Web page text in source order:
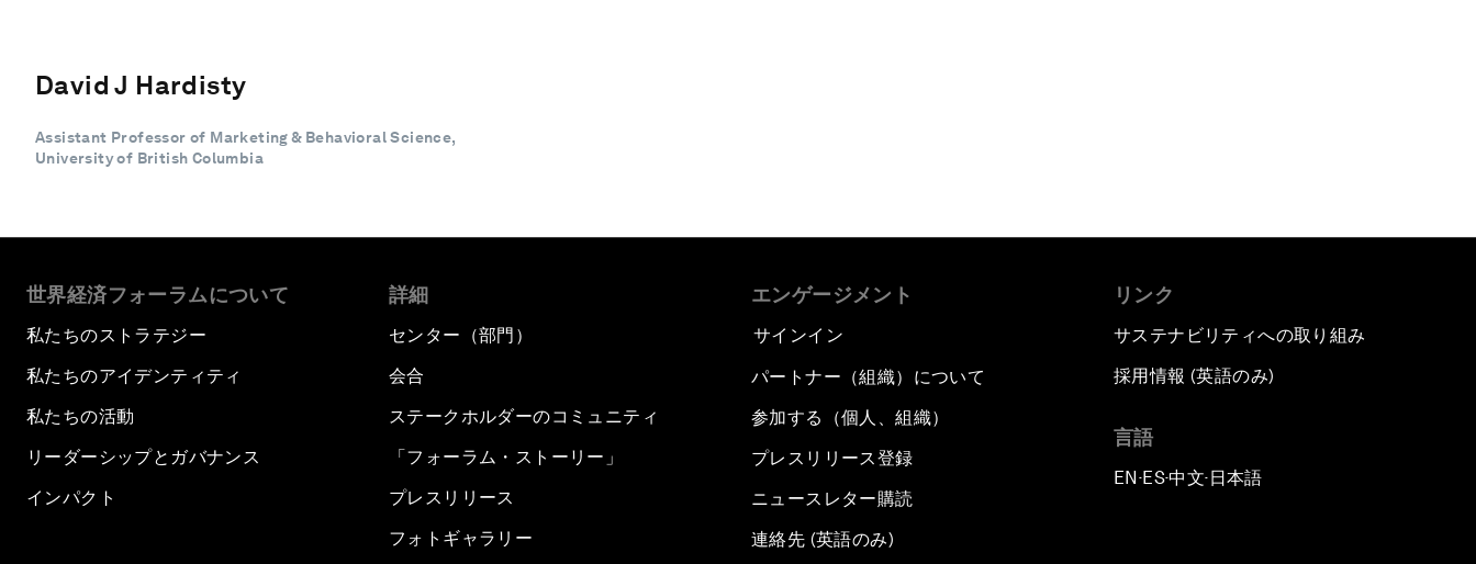
David J Hardisty
Assistant Professor of Marketing & Behavioral Science,
University of British Columbia
世界経済フォーラムについて
私たちのストラテジー
私たちのアイデンティティ
私たちの活動
リーダーシップとガバナンス
インパクト
詳細
センター（部門）
会合
ステークホルダーのコミュニティ
「フォーラム・ストーリー」
プレスリリース
フォトギャラリー
エンゲージメント
サインイン
パートナー（組織）について
参加する（個人、組織）
プレスリリース登録
ニュースレター購読
連絡先 (英語のみ)
リンク
サステナビリティへの取り組み
採用情報 (英語のみ)
言語
EN ▪ES▪中文▪ 日本語